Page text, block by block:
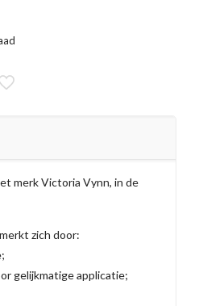
merk Victoria Vynn, in de
zich door:
gelijkmatige applicatie;